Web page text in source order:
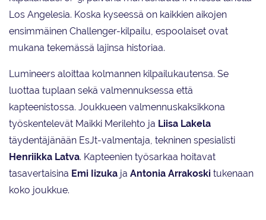
Los Angelesia. Koska kyseessä on kaikkien aikojen
ensimmäinen Challenger-kilpailu, espoolaiset ovat
mukana tekemässä lajinsa historiaa.
Lumineers aloittaa kolmannen kilpailukautensa. Se
luottaa tuplaan sekä valmennuksessa että
kapteenistossa. Joukkueen valmennuskaksikkona
työskentelevät Maikki Merilehto ja Liisa Lakela
täydentäjänään EsJt-valmentaja, tekninen spesialisti
Henriikka Latva. Kapteenien työsarkaa hoitavat
tasavertaisina Emi Iizuka ja Antonia Arrakoski tukenaan
koko joukkue.